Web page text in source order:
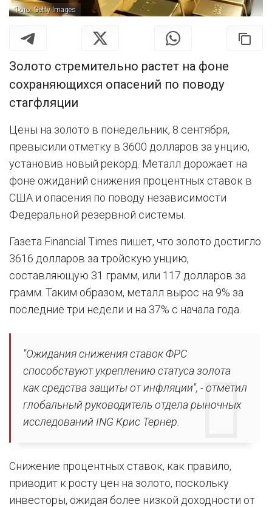
Фото: Getty Images
Золото стремительно растет на фоне
сохраняющихся опасений по поводу
стагфляции
Цены на золото в понедельник, 8 сентября,
превысили отметку в 3600 долларов за унцию,
установив новый рекорд. Металл дорожает на
фоне ожиданий снижения процентных ставок в
США и опасения по поводу независимости
Федеральной резервной системы.
Газета Financial Times пишет, что золото достигло
3616 долларов за тройскую унцию,
составляющую 31 грамм, или 117 долларов за
грамм. Таким образом, металл вырос на 9% за
последние три недели и на 37% с начала года.
"Ожидания снижения ставок ФРС
способствуют укреплению статуса золота
как средства защиты от инфляции", - отметил
глобальный руководитель отдела рыночных
исследований ING Крис Тернер.
Снижение процентных ставок, как правило,
приводит к росту цен на золото, поскольку
инвесторы, ожидая более низкой доходности от